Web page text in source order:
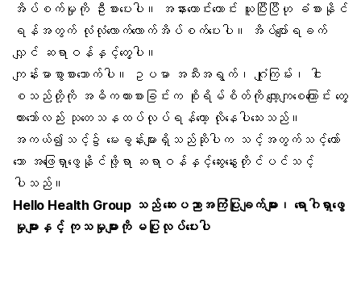
အိပ်စက်မှုကို ဦးစားပေးပါ။ အနားကောင်းကောင်း ယူပြီးပြီဟု ခံစားနိုင်
ရန်အတွက် လုံလုံလောက်လောက်အိပ်စက်ပေးပါ။ အိပ်ပျော်ရခက်
လျှင် ဆရာဝန်နှင့်တွေ့ပါ။
ကျန်းမာစွာစားသောက်ပါ။ ဥပမာ အသီးအရွက်၊ ဂျုံကြမ်း၊ ငါး
စသည်တို့ကို အဓိကထားစားခြင်းက စိုးရိမ်စိတ်ကို လျော့ကျစေကြောင်း တွေ့
ထားသော်လည်း သုတေသနထပ်လုပ်ရန်တော့ လိုနေပါသေးသည်။
အကယ်၍သင့်၌ မေးခွန်းများရှိသည်ဆိုပါက သင့်အတွက်သင့်တော်
သော အဖြေရှာဖွေနိုင်ဖို့ရာ ဆရာဝန်နှင့်ဆွေးနွေးတိုင်ပင်သင့်
ပါသည်။
Hello Health Group သည် ဆေးပညာအကြံပြုချက်များ၊ ရောဂါရှာဖွေ
မှုများနှင့် ကုသမှုများကို မပြုလုပ်ပေးပါ